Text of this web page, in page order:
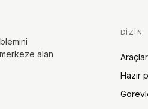
alan
DIZIN
Araçlar
Hazır